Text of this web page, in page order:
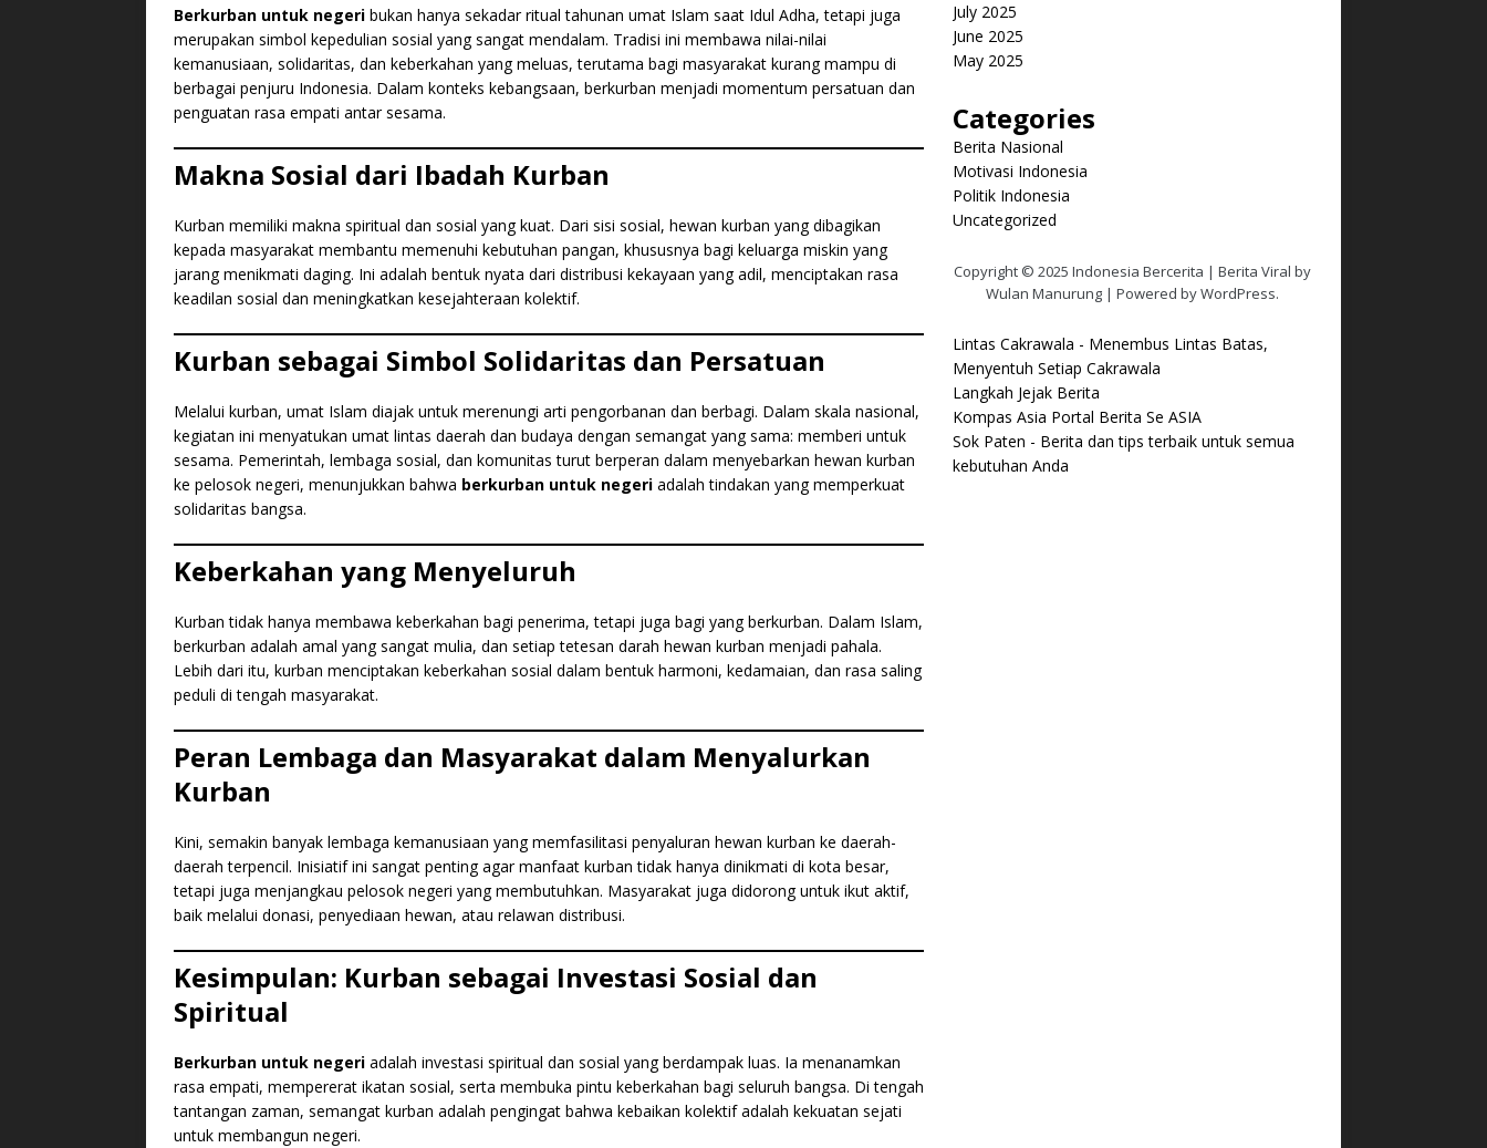
Berkurban untuk negeri bukan hanya sekadar ritual tahunan umat Islam saat Idul Adha, tetapi juga
merupakan simbol kepedulian sosial yang sangat mendalam. Tradisi ini membawa nilai-nilai
kemanusiaan, solidaritas, dan keberkahan yang meluas, terutama bagi masyarakat kurang mampu di
berbagai penjuru Indonesia. Dalam konteks kebangsaan, berkurban menjadi momentum persatuan dan
penguatan rasa empati antar sesama.
Makna Sosial dari Ibadah Kurban
Kurban memiliki makna spiritual dan sosial yang kuat. Dari sisi sosial, hewan kurban yang dibagikan
kepada masyarakat membantu memenuhi kebutuhan pangan, khususnya bagi keluarga miskin yang
jarang menikmati daging. Ini adalah bentuk nyata dari distribusi kekayaan yang adil, menciptakan rasa
keadilan sosial dan meningkatkan kesejahteraan kolektif.
Kurban sebagai Simbol Solidaritas dan Persatuan
Melalui kurban, umat Islam diajak untuk merenungi arti pengorbanan dan berbagi. Dalam skala nasional,
kegiatan ini menyatukan umat lintas daerah dan budaya dengan semangat yang sama: memberi untuk
sesama. Pemerintah, lembaga sosial, dan komunitas turut berperan dalam menyebarkan hewan kurban
ke pelosok negeri, menunjukkan bahwa berkurban untuk negeri adalah tindakan yang memperkuat
solidaritas bangsa.
Keberkahan yang Menyeluruh
Kurban tidak hanya membawa keberkahan bagi penerima, tetapi juga bagi yang berkurban. Dalam Islam,
berkurban adalah amal yang sangat mulia, dan setiap tetesan darah hewan kurban menjadi pahala.
Lebih dari itu, kurban menciptakan keberkahan sosial dalam bentuk harmoni, kedamaian, dan rasa saling
peduli di tengah masyarakat.
Peran Lembaga dan Masyarakat dalam Menyalurkan
Kurban
Kini, semakin banyak lembaga kemanusiaan yang memfasilitasi penyaluran hewan kurban ke daerah-
daerah terpencil. Inisiatif ini sangat penting agar manfaat kurban tidak hanya dinikmati di kota besar,
tetapi juga menjangkau pelosok negeri yang membutuhkan. Masyarakat juga didorong untuk ikut aktif,
baik melalui donasi, penyediaan hewan, atau relawan distribusi.
Kesimpulan: Kurban sebagai Investasi Sosial dan
Spiritual
Berkurban untuk negeri adalah investasi spiritual dan sosial yang berdampak luas. Ia menanamkan
rasa empati, mempererat ikatan sosial, serta membuka pintu keberkahan bagi seluruh bangsa. Di tengah
tantangan zaman, semangat kurban adalah pengingat bahwa kebaikan kolektif adalah kekuatan sejati
untuk membangun negeri.
July 2025
June 2025
May 2025
Categories
Berita Nasional
Motivasi Indonesia
Politik Indonesia
Uncategorized
Copyright © 2025 Indonesia Bercerita | Berita Viral by
Wulan Manurung | Powered by WordPress.
Lintas Cakrawala - Menembus Lintas Batas,
Menyentuh Setiap Cakrawala
Langkah Jejak Berita
Kompas Asia Portal Berita Se ASIA
Sok Paten - Berita dan tips terbaik untuk semua
kebutuhan Anda